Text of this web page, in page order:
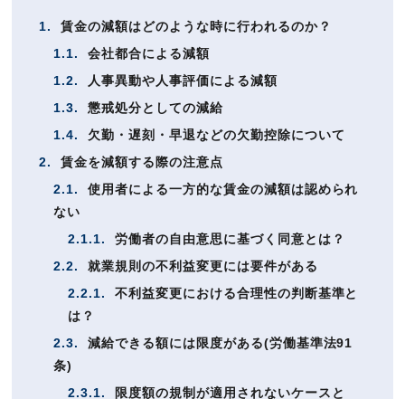
1.
賃金の減額はどのような時に行われるのか？
1.1.
会社都合による減額
1.2.
人事異動や人事評価による減額
1.3.
懲戒処分としての減給
1.4.
欠勤・遅刻・早退などの欠勤控除について
2.
賃金を減額する際の注意点
2.1.
使用者による一方的な賃金の減額は認められ
ない
2.1.1.
労働者の自由意思に基づく同意とは？
2.2.
就業規則の不利益変更には要件がある
2.2.1.
不利益変更における合理性の判断基準と
は？
2.3.
減給できる額には限度がある(労働基準法91
条)
2.3.1.
限度額の規制が適用されないケースと